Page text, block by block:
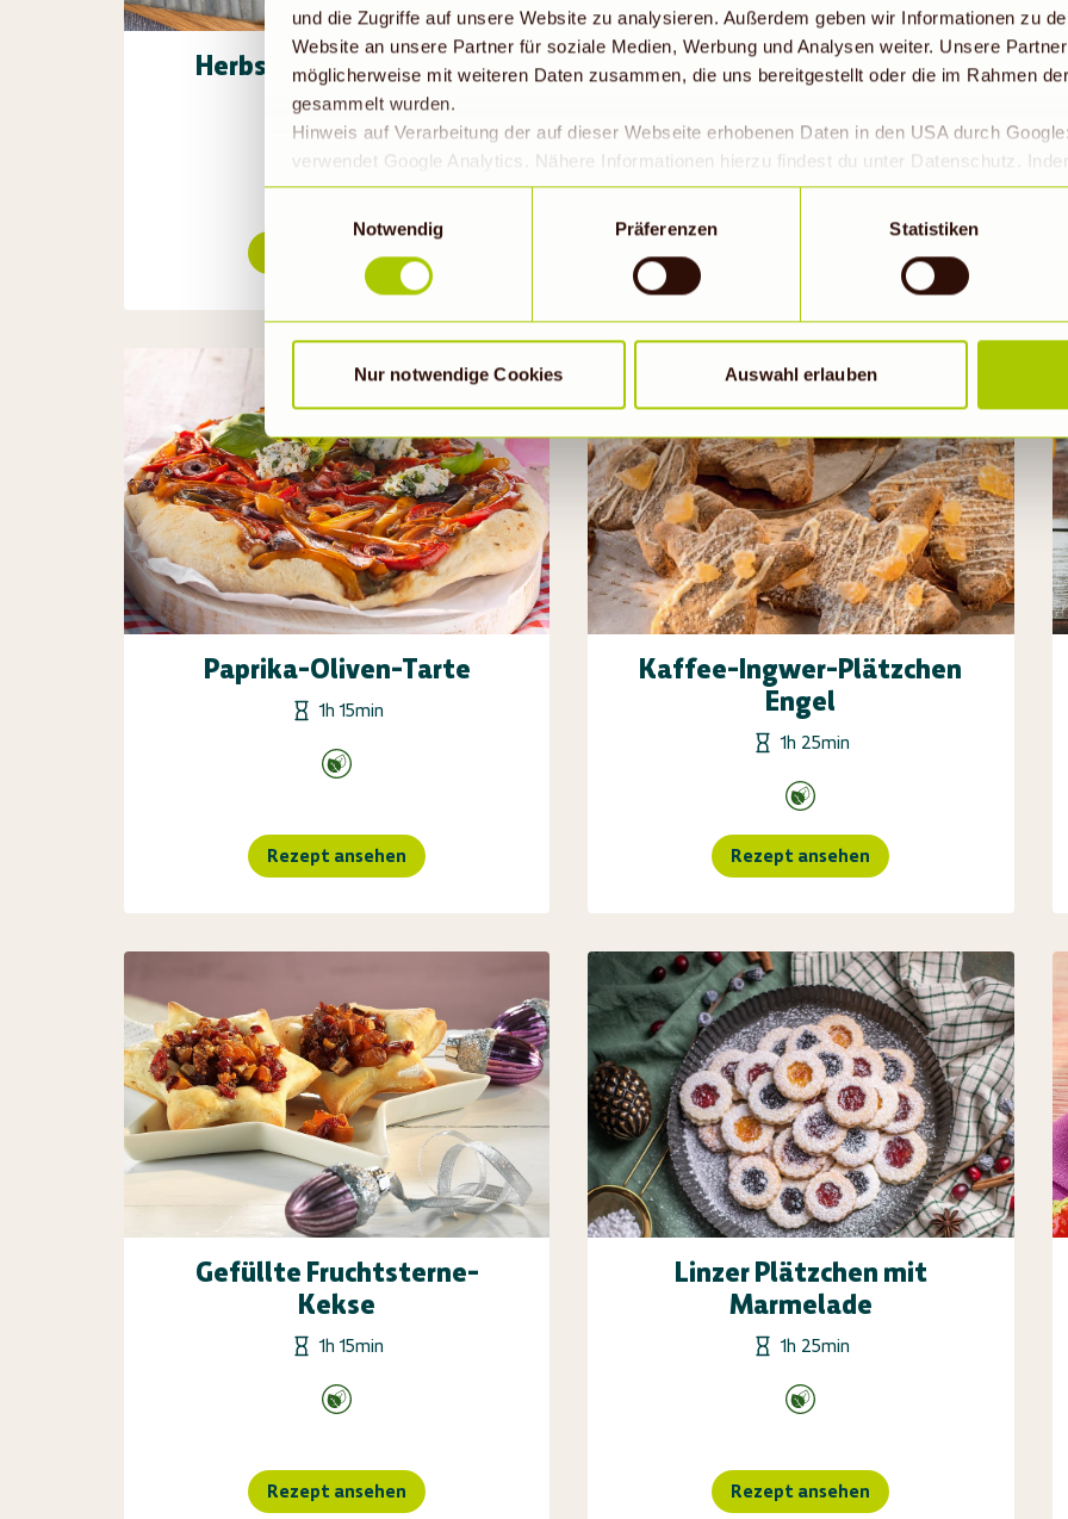
und die Zugriffe auf unsere Website zu analysieren. Außerdem geben wir Informationen zu
Website an unsere Partner für soziale Medien, Werbung und Analysen weiter. Unsere
möglicherweise mit weiteren Daten zusammen, die uns bereitgestellt oder die im Rahmen
gesammelt wurden.
Hinweis auf Verarbeitung der auf dieser Webseite erhobenen Daten in den USA durch
verwendet Google Analytics. Nähere Informationen hierzu findest du unter Datenschutz.
geklickt bzw. statistische Cookies erlaubt werden, wird zugleich gem. Art. 49 Abs. 1 S. 1 lit
die Daten in den USA verarbeitet werden. Die USA werden vom Europäischen Gerichtshof
EU-Standards unzureichendem Datenschutzniveau eingeschätzt. Es besteht insbesondere
durch US-Behörden, zu Kontroll- und zu Überwachungszwecken, möglicherweise auch ohne
Notwendig
Präferenzen Statistiken
Nur notwendige Cookies Auswahl erlauben
Herbstgemüse-Quiche
1h 15min
Rezept ansehen
Süßer Fruchtstollen mit
Ingwer und Kakao
2h 35min
Paprika-Oliven-Tarte
1h 15min
Rezept ansehen
Kaffee-Ingwer-Plätzchen
Engel
1h 25min
Rezept ansehen
Gefüllte Fruchtsterne-
Kekse
1h 15min
Rezept ansehen
Linzer Plätzchen mit
Marmelade
1h 25min
Rezept ansehen